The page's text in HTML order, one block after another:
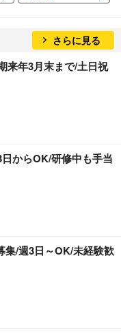
さらに見る
来年3月末まで/土日祝
からOK/研修中も手当
集/週3日～OK/未経験歓